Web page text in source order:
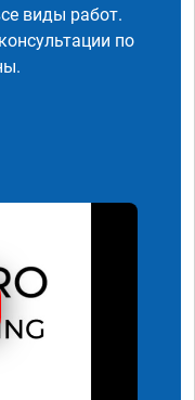
виды работ.
по